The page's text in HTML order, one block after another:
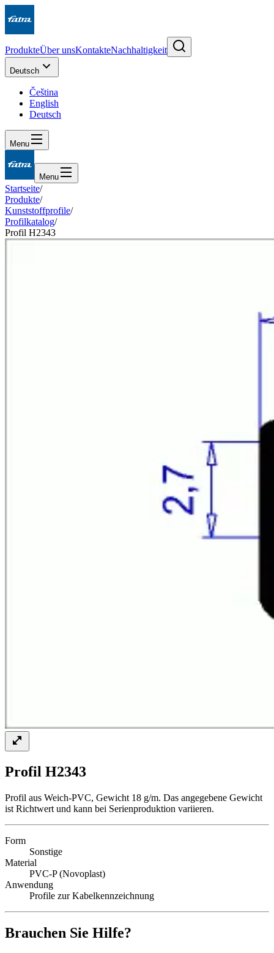
ProdukteÜber unsKontakteNachhaltigkeit
Deutsch
Čeština
English
Deutsch
Menu
Menu
Startseite/
Produkte/
Kunststoffprofile/
Profilkatalog/
Profil H2343
Profil H2343
Profil aus Weich-PVC, Gewicht 18 g/m. Das angegebene Gewicht
ist Richtwert und kann bei Serienproduktion variieren.
Form
Sonstige
Material
PVC-P (Novoplast)
Anwendung
Profile zur Kabelkennzeichnung
Brauchen Sie Hilfe?